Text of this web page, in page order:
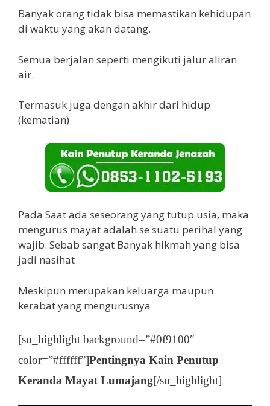
Banyak orang tidak bisa memastikan kehidupan
di waktu yang akan datang.
Semua berjalan seperti mengikuti jalur aliran
air.
Termasuk juga dengan akhir dari hidup
(kematian)
Pada Saat ada seseorang yang tutup usia, maka
mengurus mayat adalah se suatu perihal yang
wajib. Sebab sangat Banyak hikmah yang bisa
jadi nasihat
Meskipun merupakan keluarga maupun
kerabat yang mengurusnya
[su_highlight background=”#0f9100″
color=”#ffffff”]Pentingnya Kain Penutup
Keranda Mayat Lumajang[/su_highlight]